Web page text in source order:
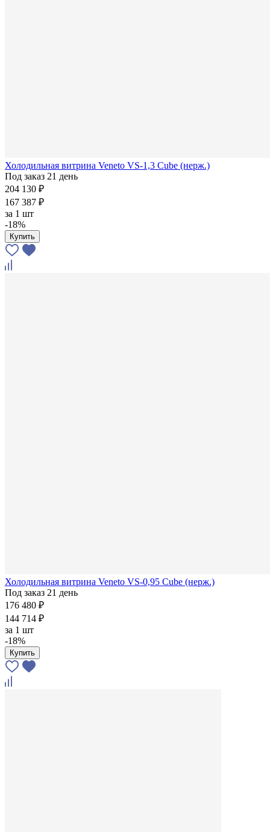
Холодильная витрина Veneto VS-1,3 Cube (нерж.)
Под заказ 21 день
204 130 ₽
167 387 ₽
за 1 шт
-18%
Купить
Холодильная витрина Veneto VS-0,95 Cube (нерж.)
Под заказ 21 день
176 480 ₽
144 714 ₽
за 1 шт
-18%
Купить